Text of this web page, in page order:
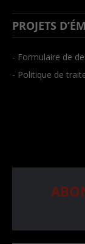
PROJETS
- Formulaire de
- Politique de